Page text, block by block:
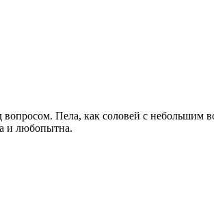
Пела, как соловей с небольшим
и любопытна.